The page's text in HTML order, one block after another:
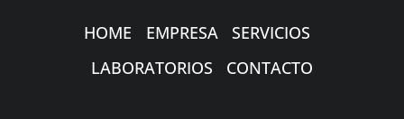
HOME EMPRESA
SERVICIOS
LABORATORIOS
CONTACTO